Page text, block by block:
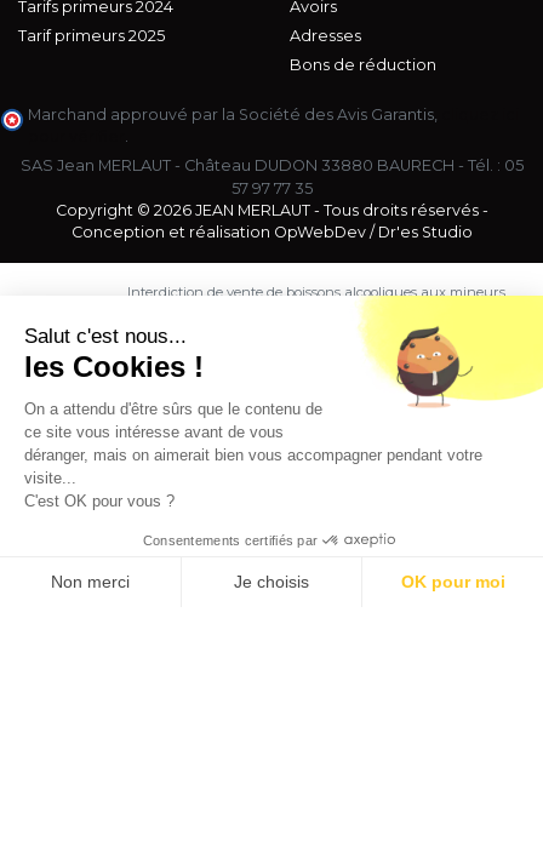
Tarifs primeurs 2024
Tarif primeurs 2025
Avoirs
Adresses
Bons de réduction
Marchand approuvé par la Société des Avis Garantis,
.
SAS Jean MERLAUT - Château DUDON 33880 BAURECH - Tél. : 05
57 97 77 35
Copyright © 2026 JEAN MERLAUT - Tous droits réservés -
Conception et réalisation OpWebDev/ Dr'es Studio
Interdiction de vente de boissons alcooliques aux mineurs
est exigée au moment de la vente en ligne.
CODE DE LA SANTE PUBLIQUE, ART. L. 3342-1 et L. 3353-3
L'abus d'alcool est dangereux pour la santé. Sachez
Salut c'est nous...
les Cookies !
On a attendu d'être sûrs que le contenu de
ce site vous intéresse avant de vous
déranger, mais on aimerait bien vous accompagner pendant votre
visite...
C'est OK pour vous ?
Consentements certifiés par
Non merci Je choisis OK pour moi
★★★★★